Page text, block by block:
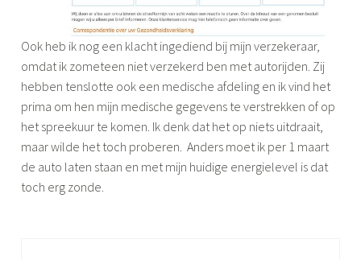
Ook heb ik nog een klacht ingediend bij mijn verzekeraar,
omdat ik zometeen niet verzekerd ben met autorijden. Zij
hebben tenslotte ook een medische afdeling en ik vind het
prima om hen mijn medische gegevens te verstrekken of op
het spreekuur te komen. Ik denk dat het op niets uitdraait,
maar wilde het toch proberen. Anders moet ik per 1 maart
de auto laten staan en met mijn huidige energielevel is dat
toch erg zonde.